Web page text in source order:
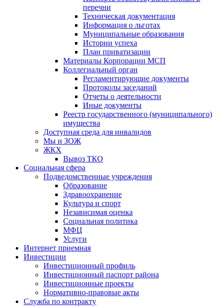
перечни
Техническая документация
Информация о льготах
Муниципальные образования
Истории успеха
План приватизации
Материалы Корпорации МСП
Коллегиальный орган
Регламентирующие документы
Протоколы заседаний
Отчеты о деятельности
Иные документы
Реестр государственного (муниципального)
имущества
Доступная среда для инвалидов
Мы и ЗОЖ
ЖКХ
Вывоз ТКО
Социальная сфера
Подведомственные учреждения
Образование
Здравоохранение
Культура и спорт
Независимая оценка
Социальная политика
МФЦ
Услуги
Интернет приемная
Инвестиции
Инвестиционный профиль
Инвестиционный паспорт района
Инвестиционные проекты
Нормативно-правовые акты
Служба по контракту